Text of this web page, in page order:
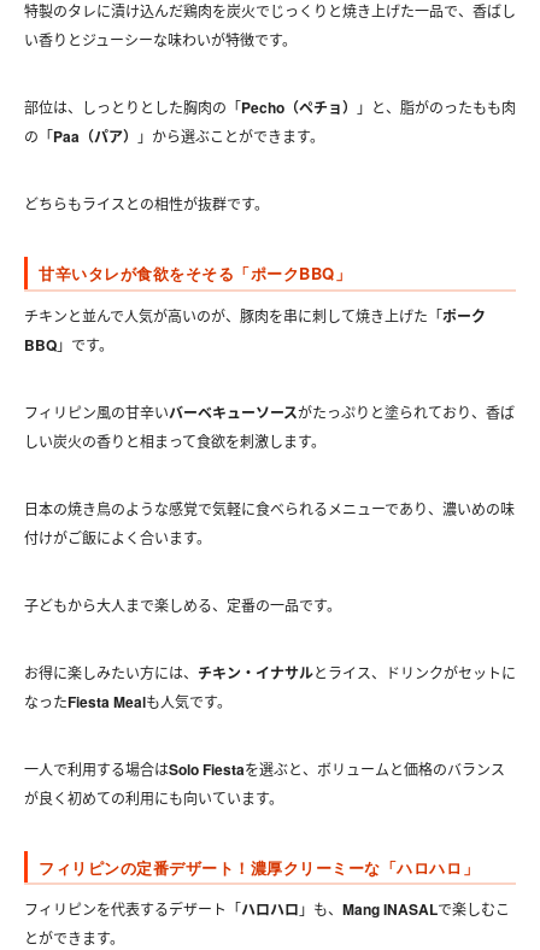
特製のタレに漬け込んだ鶏肉を炭火でじっくりと焼き上げた一品で、香ばし
い香りとジューシーな味わいが特徴です。
部位は、しっとりとした胸肉の「Pecho（ペチョ）
」と、脂がのったもも肉
の「Paa（パア） 」から選ぶことができます。
どちらもライスとの相性が抜群です。
甘辛いタレが食欲をそそる「ポークBBQ」
チキンと並んで人気が高いのが、豚肉を串に刺して焼き上げた「ポーク
BBQ」です。
フィリピン風の甘辛いバーベキューソースがたっぷりと塗られており、香ば
しい炭火の香りと相まって食欲を刺激します。
日本の焼き鳥のような感覚で気軽に食べられるメニューであり、濃いめの味
付けがご飯によく合います。
子どもから大人まで楽しめる、定番の一品です。
お得に楽しみたい方には、 チキン・イナサルとライス、ドリンクがセットに
なったFiesta Mealも人気です。
一人で利用する場合はSolo Fiestaを選ぶと、ボリュームと価格のバランス
が良く初めての利用にも向いています。
フィリピンの定番デザート！濃厚クリーミーな「ハロハロ」
フィリピンを代表するデザート「ハロハロ 」も、 Mang INASALで楽しむこ
とができます。